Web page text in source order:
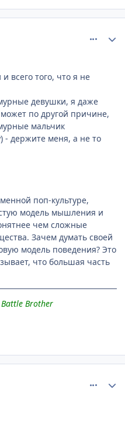
всего того, что я не
девушки, я даже
по другой причине,
мальчик
- держите меня, а не то
поп-культуре,
модель мышления и
чем сложные
Зачем думать своей
модель поведения? Это
что большая часть
Brother